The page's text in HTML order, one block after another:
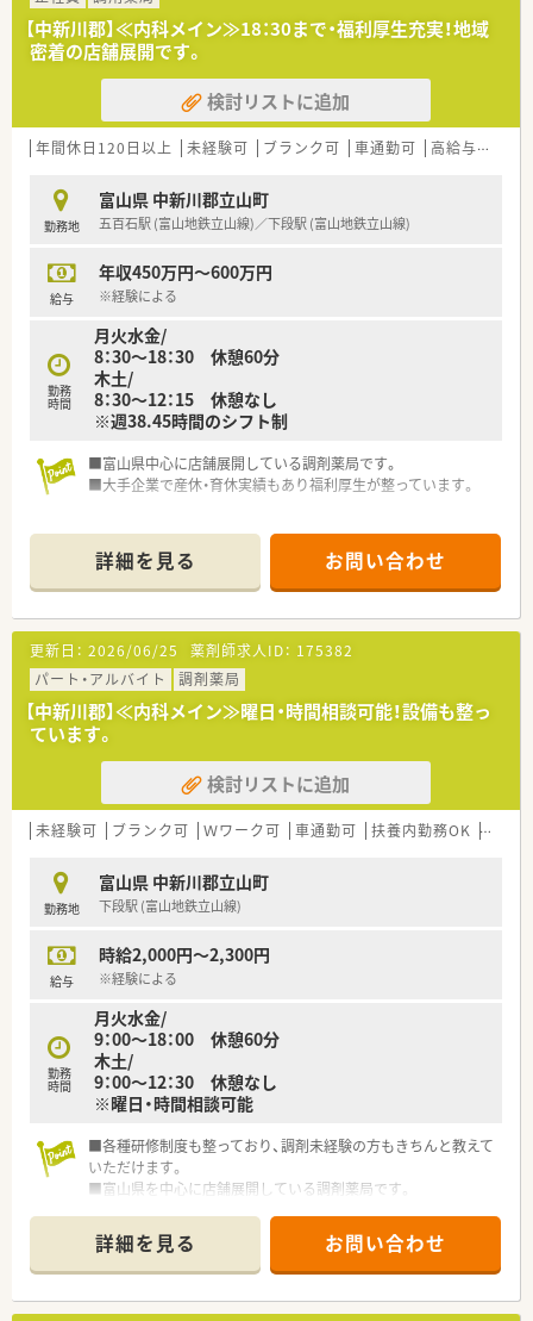
【中新川郡】≪内科メイン≫18：30まで・福利厚生充実！地域
密着の店舗展開です。
検討リストに追加
年間休日120日以上 未経験可 ブランク可 車通勤可 高給与(600万円以上)
勤務地
富山県 中新川郡立山町
五百石駅 (富山地鉄立山線)／下段駅 (富山地鉄立山線)
給与
年収450万円～600万円
※経験による
勤務
時間
月火水金/
8：30～18：30 休憩60分
木土/
8：30～12：15 休憩なし
※週38.45時間のシフト制
■富山県中心に店舗展開している調剤薬局です。
■大手企業で産休・育休実績もあり福利厚生が整っています。
詳細を見る お問い合わせ
更新日： 2026/06/25 薬剤師求人ID： 175382
パート・アルバイト
調剤薬局
【中新川郡】≪内科メイン≫曜日・時間相談可能！設備も整っ
ています。
検討リストに追加
未経験可 ブランク可 Ｗワーク可 車通勤可 扶養内勤務OK シフ
勤務地
富山県 中新川郡立山町
下段駅 (富山地鉄立山線)
給与
時給2,000円～2,300円
※経験による
勤務
時間
月火水金/
9：00～18：00 休憩60分
木土/
9：00～12：30 休憩なし
※曜日・時間相談可能
■各種研修制度も整っており、調剤未経験の方もきちんと教えて
いただけます。
■富山県を中心に店舗展開している調剤薬局です。
詳細を見る お問い合わせ